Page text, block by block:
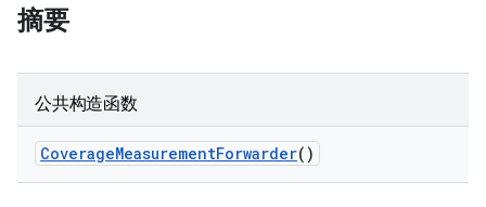
摘要
公共构造函数
CoverageMeasurementForwarder()